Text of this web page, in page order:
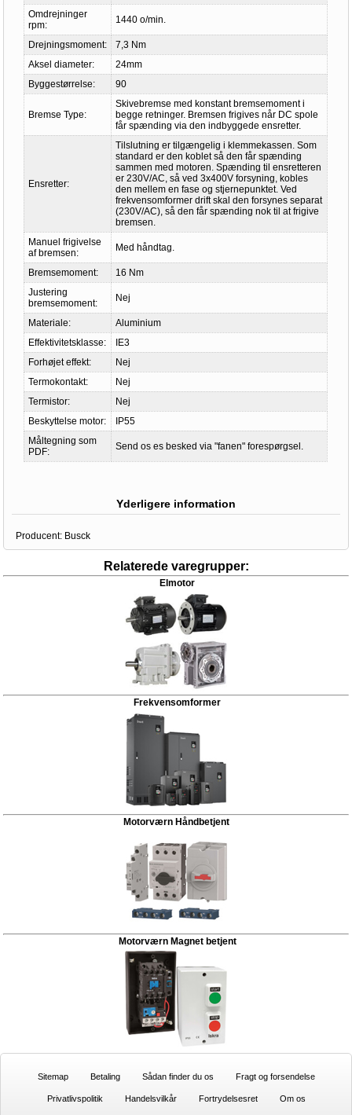
Omdrejninger
rpm:
1440 o/min.
Drejningsmoment:
7,3 Nm
Aksel diameter:
24mm
Byggestørrelse:
90
Bremse Type:
Skivebremse med konstant bremsemoment i
begge retninger. Bremsen frigives når DC spole
får spænding via den indbyggede ensretter.
Ensretter:
Tilslutning er tilgængelig i klemmekassen. Som
standard er den koblet så den får spænding
sammen med motoren. Spænding til ensretteren
er 230V/AC, så ved 3x400V forsyning, kobles
den mellem en fase og stjernepunktet. Ved
frekvensomformer drift skal den forsynes separat
(230V/AC), så den får spænding nok til at frigive
bremsen.
Manuel frigivelse
af bremsen:
Med håndtag.
Bremsemoment:
16 Nm
Justering
bremsemoment:
Nej
Materiale:
Aluminium
Effektivitetsklasse:
IE3
Forhøjet effekt:
Nej
Termokontakt:
Nej
Termistor:
Nej
Beskyttelse motor:
IP55
Måltegning som
PDF:
Send os es besked via "fanen" forespørgsel.
Yderligere information
Producent: Busck
Relaterede varegrupper:
Elmotor
Frekvensomformer
Motorværn Håndbetjent
Motorværn Magnet betjent
Sitemap Betaling Sådan finder du os Fragt og forsendelse
Privatlivspolitik Handelsvilkår Fortrydelsesret Om os